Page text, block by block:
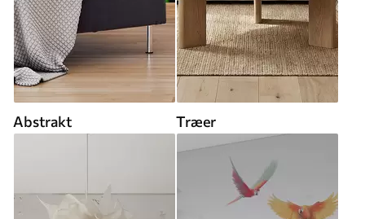
Abstrakt Træer